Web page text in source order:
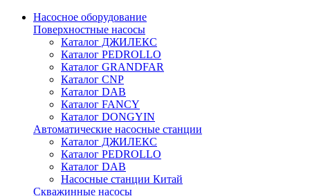
Насосное оборудование
Поверхностные насосы
Каталог ДЖИЛЕКС
Каталог PEDROLLO
Каталог GRANDFAR
Каталог CNP
Каталог DAB
Каталог FANCY
Каталог DONGYIN
Автоматические насосные станции
Каталог ДЖИЛЕКС
Каталог PEDROLLO
Каталог DAB
Насосные станции Китай
Скважинные насосы